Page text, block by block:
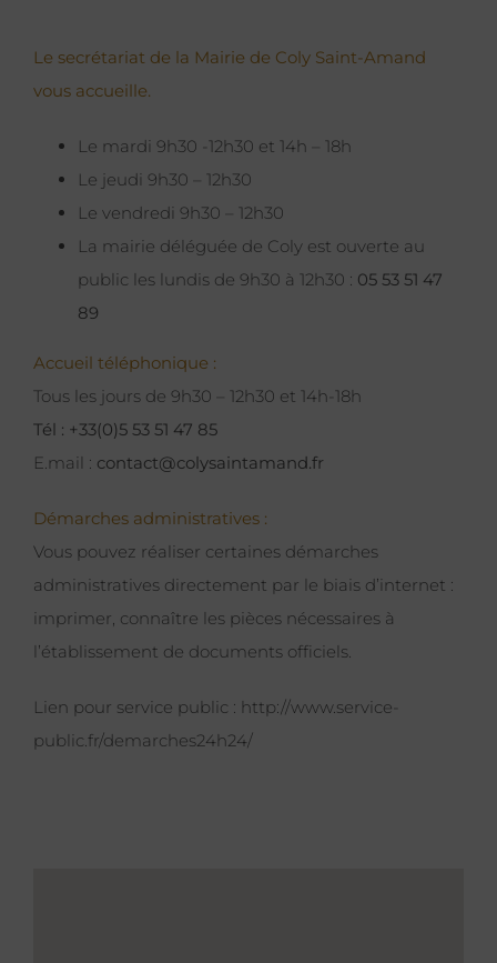
Le secrétariat de la Mairie de Coly Saint-Amand
vous accueille.
Le mardi 9h30 -12h30 et 14h – 18h
Le jeudi 9h30 – 12h30
Le vendredi 9h30 – 12h30
La mairie déléguée de Coly est ouverte au
public les lundis de 9h30 à 12h30 : 05 53 51 47
89
Accueil téléphonique :
Tous les jours de 9h30 – 12h30 et 14h-18h
Tél : +33(0)5 53 51 47 85
E.mail : contact@colysaintamand.fr
Démarches administratives :
Vous pouvez réaliser certaines démarches
administratives directement par le biais d’internet :
imprimer, connaître les pièces nécessaires à
l’établissement de documents officiels.
Lien pour service public : http://www.service-
public.fr/demarches24h24/